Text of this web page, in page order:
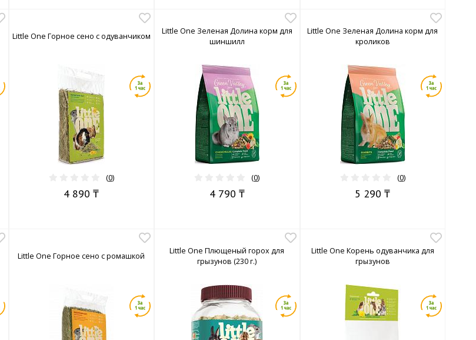
Little One Горное сено с одуванчиком
(0)
4 890 ₸
Little One Зеленая Долина корм для
шиншилл
(0)
4 790 ₸
Little One Зеленая Долина корм для
кроликов
(0)
5 290 ₸
Little One Горное сено с ромашкой
Little One Плющеный горох для
грызунов (230 г.)
Little One Корень одуванчика для
грызунов